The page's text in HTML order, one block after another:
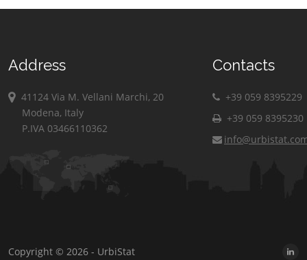
Address
41124 Via M. Vellani Marchi, 20
Modena, Italy
P.IVA 03466110362
Contacts
+39 059 8395229
+39 059 8395230
Copyright © 2026 - UrbiStat